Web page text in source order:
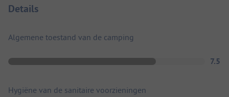
Details
Algemene toestand van de camping
7.5
Hygiëne van de sanitaire voorzieningen